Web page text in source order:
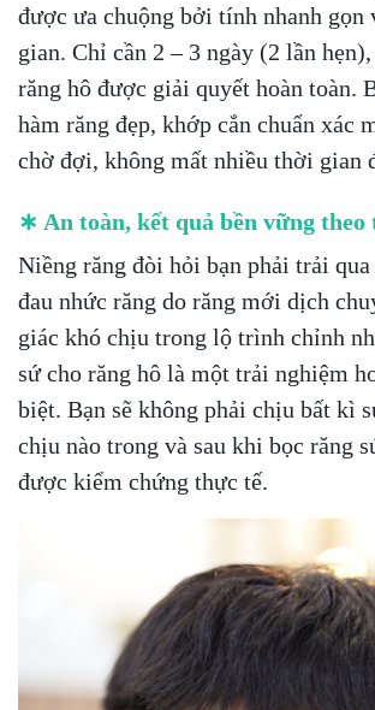
được ưa chuộng bởi tính nhanh gọn
gian. Chỉ cần 2 – 3 ngày (2 lần
răng hô được giải quyết hoàn toàn.
hàm răng đẹp, khớp cắn chuẩn xác
chờ đợi, không mất nhiều thời gian
∗ An toàn, kết quả bền vững theo
Niềng răng đòi hỏi bạn phải trải
đau nhức răng do răng mới dịch
giác khó chịu trong lộ trình chỉnh
sứ cho răng hô là một trải nghiệm
biệt. Bạn sẽ không phải chịu bất kì
chịu nào trong và sau khi bọc răng
được kiểm chứng thực tế.